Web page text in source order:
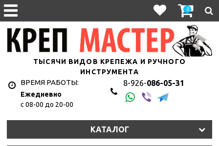
0
ТЫСЯЧИ ВИДОВ КРЕПЕЖА И РУЧНОГО
ИНСТРУМЕНТА
ВРЕМЯ РАБОТЫ:
Ежедневно
с 08-00 до 20-00
8-926-086-05-31
КАТАЛОГ